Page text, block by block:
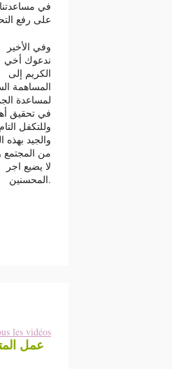
في
على رفع
ندعوك أخي
الكريم إلى
المساهمة
لمساعدة
في تحقيق
وللتكفل التام
والجيد بهذه
من المجتمع
لا يضيع اجر
المحسنين.
les vidéos
عمل